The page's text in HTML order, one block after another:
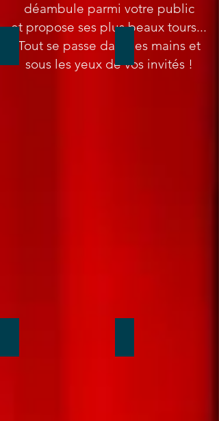
déambule parmi votre public
et propose ses plus beaux tours...
Tout se passe dans les mains et
sous les yeux de vos invités !
Juste passer un bon moment...Elle a disparu !